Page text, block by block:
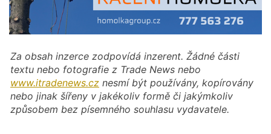
Za obsah inzerce zodpovídá inzerent. Žádné části
textu nebo fotografie z Trade News nebo
www.itradenews.cz nesmí být používány, kopírovány
nebo jinak šířeny v jakékoliv formě či jakýmkoliv
způsobem bez písemného souhlasu vydavatele.